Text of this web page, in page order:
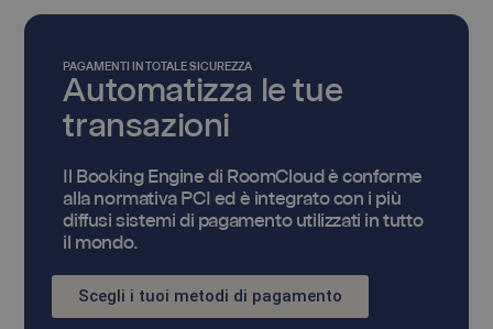
PAGAMENTI IN TOTALE SICUREZZA
Automatizza le tue
transazioni
Il Booking Engine di RoomCloud è conforme
alla normativa PCI ed è integrato con i più
diffusi sistemi di pagamento utilizzati in tutto
il mondo.
Scegli i tuoi metodi di pagamento